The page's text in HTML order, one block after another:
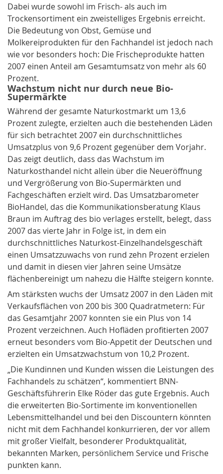
Dabei wurde sowohl im Frisch- als auch im
Trockensortiment ein zweistelliges Ergebnis erreicht.
Die Bedeutung von Obst, Gemüse und
Molkereiprodukten für den Fachhandel ist jedoch nach
wie vor besonders hoch: Die Frischeprodukte hatten
2007 einen Anteil am Gesamtumsatz von mehr als 60
Prozent.
Wachstum nicht nur durch neue Bio-
Supermärkte
Während der gesamte Naturkostmarkt um 13,6
Prozent zulegte, erzielten auch die bestehenden Läden
für sich betrachtet 2007 ein durchschnittliches
Umsatzplus von 9,6 Prozent gegenüber dem Vorjahr.
Das zeigt deutlich, dass das Wachstum im
Naturkosthandel nicht allein über die Neueröffnung
und Vergrößerung von Bio-Supermärkten und
Fachgeschäften erzielt wird. Das Umsatzbarometer
BioHandel, das die Kommunikationsberatung Klaus
Braun im Auftrag des bio verlages erstellt, belegt, dass
2007 das vierte Jahr in Folge ist, in dem ein
durchschnittliches Naturkost-Einzelhandelsgeschäft
einen Umsatzzuwachs von rund zehn Prozent erzielen
und damit in diesen vier Jahren seine Umsätze
flächenbereinigt um nahezu die Hälfte steigern konnte.
Am stärksten wuchs der Umsatz 2007 in den Läden mit
Verkaufsflächen von 200 bis 300 Quadratmetern: Für
das Gesamtjahr 2007 konnten sie ein Plus von 14
Prozent verzeichnen. Auch Hofläden profitierten 2007
erneut besonders vom Bio-Appetit der Deutschen und
erzielten ein Umsatzwachstum von 10,2 Prozent.
„Die Kundinnen und Kunden wissen die Leistungen des
Fachhandels zu schätzen“, kommentiert BNN-
Geschäftsführerin Elke Röder das gute Ergebnis. Auch
die erweiterten Bio-Sortimente im konventionellen
Lebensmittelhandel und bei den Discountern könnten
nicht mit dem Fachhandel konkurrieren, der vor allem
mit großer Vielfalt, besonderer Produktqualität,
bekannten Marken, persönlichem Service und Frische
punkten kann.